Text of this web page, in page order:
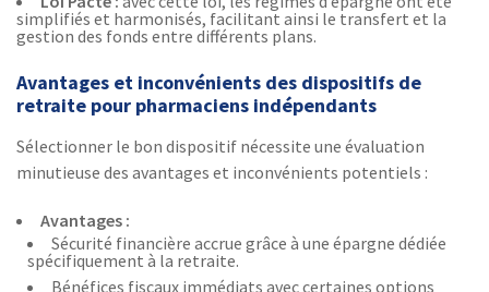
simplifiés et harmonisés, facilitant ainsi le transfert et la
gestion des fonds entre différents plans.
Avantages et inconvénients des dispositifs de
retraite pour pharmaciens indépendants
Sélectionner le bon dispositif nécessite une évaluation
minutieuse des avantages et inconvénients potentiels :
Avantages :
Sécurité financière accrue grâce à une épargne dédiée
spécifiquement à la retraite.
Bénéfices fiscaux immédiats avec certaines options